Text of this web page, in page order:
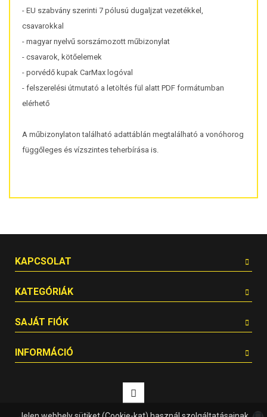
- EU szabvány szerinti 7 pólusú dugaljzat vezetékkel,
csavarokkal
- magyar nyelvű sorszámozott műbizonylat
- csavarok, kötőelemek
- porvédő kupak CarMax logóval
- felszerelési útmutató a letöltés fül alatt PDF formátumban
elérhető
A műbizonylaton található adattáblán megtalálható a vonóhorog
függőleges és vízszintes teherbírása is.
KAPCSOLAT
KATEGÓRIÁK
SAJÁT FIÓK
INFORMÁCIÓ